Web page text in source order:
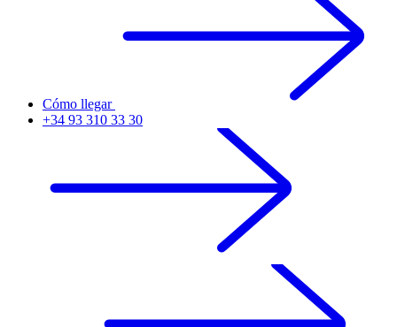
Cómo llegar
+34 93 310 33 30